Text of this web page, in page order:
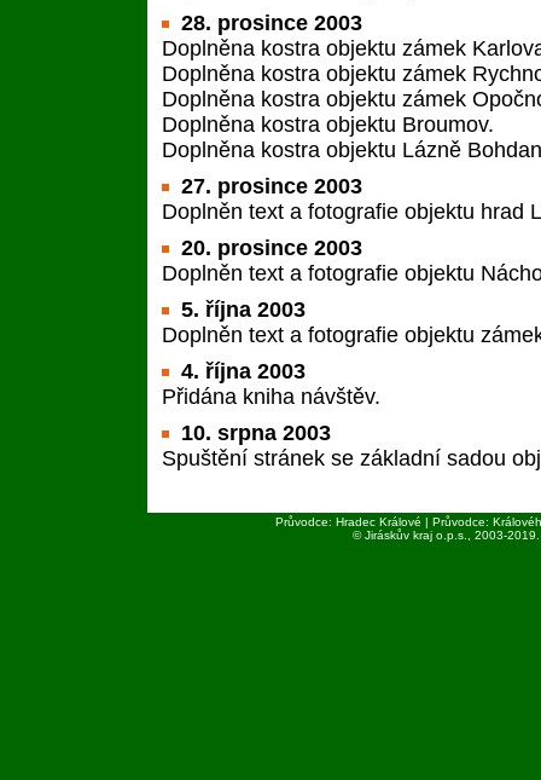
28. prosince 2003
Doplněna kostra objektu zámek
Doplněna kostra objektu zámek
Doplněna kostra objektu zámek
Doplněna kostra objektu Broumov.
Doplněna kostra objektu Lázně
27. prosince 2003
Doplněn text a fotografie objektu hrad
20. prosince 2003
Doplněn text a fotografie objektu
5. října 2003
Doplněn text a fotografie objektu
4. října 2003
Přidána kniha návštěv.
10. srpna 2003
Spuštění stránek se základní sadou
Průvodce: Hradec Králové | Průvodce:
© Jiráskův kraj o.p.s., 2003-2019